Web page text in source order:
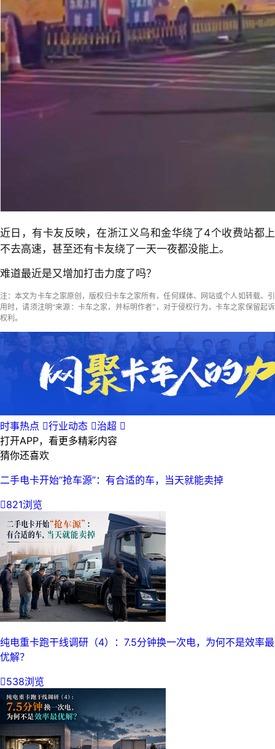
近日，有卡友反映，在浙江义乌和金华绕了4个收费站都上
不去高速，甚至还有卡友绕了一天一夜都没能上。
难道最近是又增加打击力度了吗？
注：本文为卡车之家原创，版权归卡车之家所有，任何媒体、网站或个人如转载、引
用时，请须注明“来源：卡车之家，并标明作者”，对于侵权行为，卡车之家保留起诉
权利。
时事热点 行业动态 治超 
打开APP，看更多精彩内容
猜你还喜欢
二手电卡开始“抢车源”：有合适的车，当天就能卖掉
821浏览
纯电重卡跑干线调研（4）：7.5分钟换一次电，为何不是效率最
优解？
538浏览